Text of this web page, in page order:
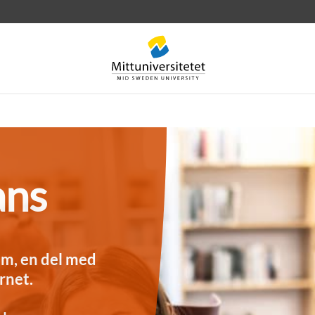
Personal
en del med